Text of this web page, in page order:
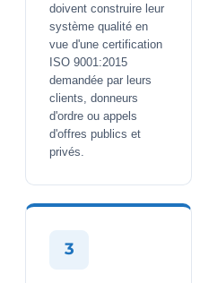
doivent construire leur
système qualité en
vue d'une certification
ISO 9001:2015
demandée par leurs
clients, donneurs
d'ordre ou appels
d'offres publics et
privés.
3